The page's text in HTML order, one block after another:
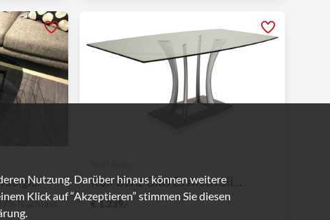
Nachlass
Rolf Benz Glas Esstisch Sil...
€ 1.239,-
Nutzung. Darüber hinaus können weitere
Klick auf “Akzeptieren” stimmen Sie diesen